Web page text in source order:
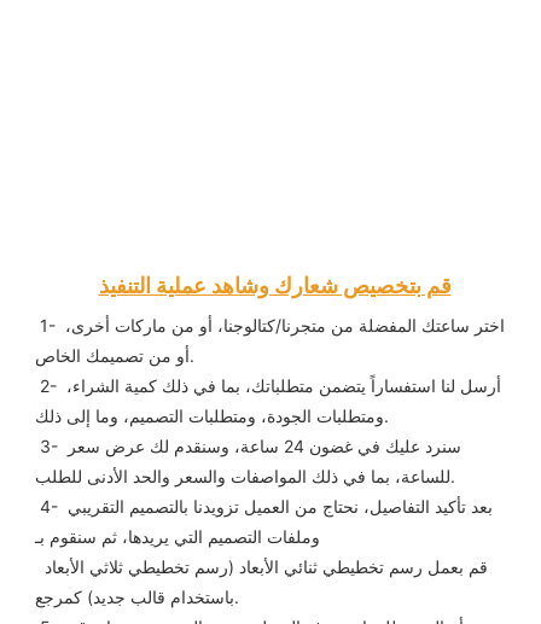
قم بتخصيص شعارك وشاهد عملية التنفيذ
1- اختر ساعتك المفضلة من متجرنا/كتالوجنا، أو من ماركات أخرى،
أو من تصميمك الخاص.
ومتطلبات الجودة، ومتطلبات التصميم، وما إلى ذلك.
للساعة، بما في ذلك المواصفات والسعر والحد الأدنى للطلب.
وملفات التصميم التي يريدها، ثم سنقوم بـ
باستخدام قالب جديد) كمرجع.